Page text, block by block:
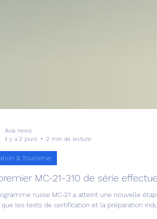
Avia news
il y a 2 jours
2 min de lecture
& Tourisme
MC-21-310 de série